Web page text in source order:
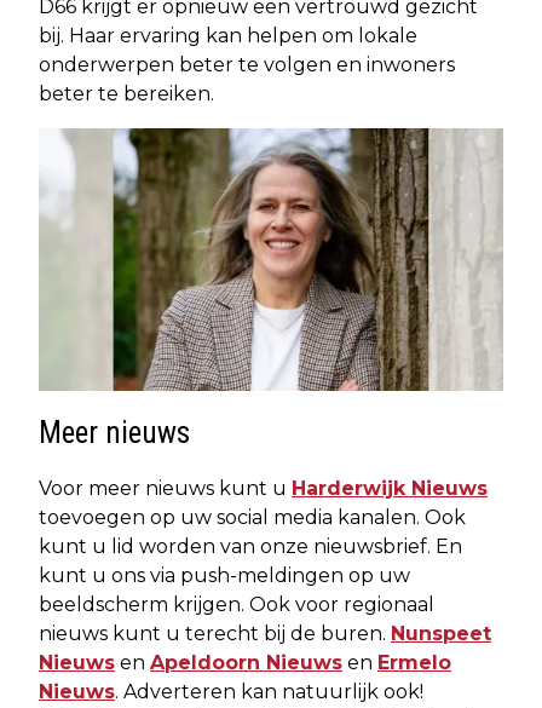
D66 krijgt er opnieuw een vertrouwd gezicht
bij. Haar ervaring kan helpen om lokale
onderwerpen beter te volgen en inwoners
beter te bereiken.
Meer nieuws
Voor meer nieuws kunt u Harderwijk Nieuws
toevoegen op uw social media kanalen. Ook
kunt u lid worden van onze nieuwsbrief. En
kunt u ons via push-meldingen op uw
beeldscherm krijgen. Ook voor regionaal
nieuws kunt u terecht bij de buren. Nunspeet
Nieuws en Apeldoorn Nieuws en Ermelo
Nieuws. Adverteren kan natuurlijk ook!